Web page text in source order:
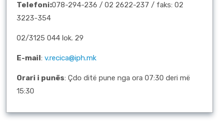
Telefoni:078-294-236 / 02 2622-237 / faks: 02
3223-354
02/3125 044 lok. 29
E-mail: v.recica@iph.mk
Orari i punës: Çdo ditë pune nga ora 07:30 deri më
15:30